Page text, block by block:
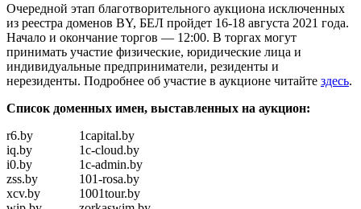
Очередной этап благотворительного аукциона исключенных
из реестра доменов BY, БЕЛ пройдет 16-18 августа 2021 года.
Начало и окончание торгов — 12:00. В торгах могут
принимать участие физические, юридические лица и
индивидуальные предприниматели, резиденты и
нерезиденты. Подробнее об участие в аукционе читайте здесь.
Список доменных имен, выставленных на аукцион:
r6.by
iq.by
i0.by
zss.by
xcv.by
1capital.by
1c-cloud.by
1c-admin.by
101-rosa.by
1001tour.by